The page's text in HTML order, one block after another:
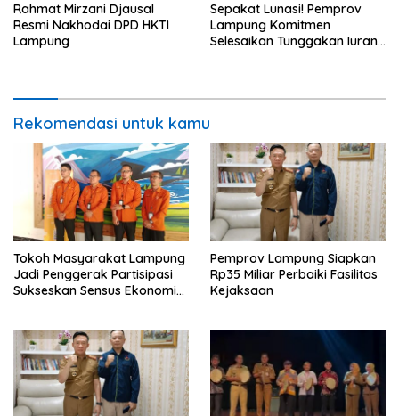
Rahmat Mirzani Djausal
Resmi Nakhodai DPD HKTI
Lampung
Sepakat Lunasi! Pemprov
Lampung Komitmen
Selesaikan Tunggakan Iuran
Rekomendasi untuk kamu
Tokoh Masyarakat Lampung
Jadi Penggerak Partisipasi
Sukseskan Sensus Ekonomi
Pemprov Lampung Siapkan
Rp35 Miliar Perbaiki Fasilitas
Kejaksaan